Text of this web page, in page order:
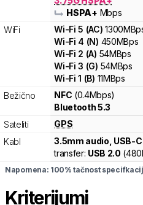
HSPA+ Mbps
WiFi
Wi-Fi5 (AC) 1300
Wi-Fi 4 (N) 450MBps
Wi-Fi 2 (A) 54MBps
Wi-Fi3 (G) 54MBps
Wi-Fi1 (B) 11MBps
Bežično
NFC (0.4Mbps)
Bluetooth 5.3
Sateliti
GPS
Kabl
3.5mm audio, USB-C
transfer: USB 2.0 (
Napomena: 100% tačnost
Kriterijumi